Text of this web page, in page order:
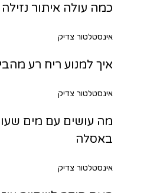
כמה עולה איתור נזילה
אינסטלטור צדיק
איך למנוע ריח רע מהביוב
אינסטלטור צדיק
מה עושים עם מים שעולים
באסלה
אינסטלטור צדיק